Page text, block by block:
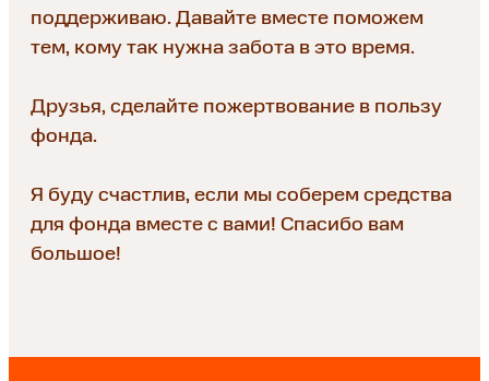
поддерживаю. Давайте вместе поможем
тем, кому так нужна забота в это время.
Друзья, сделайте пожертвование в пользу
фонда.
Я буду счастлив, если мы соберем средства
для фонда вместе с вами! Спасибо вам
большое!